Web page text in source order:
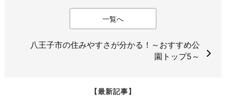
一覧へ
八王子市の住みやすさが分かる！～おすすめ公
園トップ5～
【最新記事】